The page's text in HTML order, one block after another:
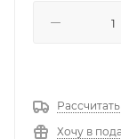
Хочу в